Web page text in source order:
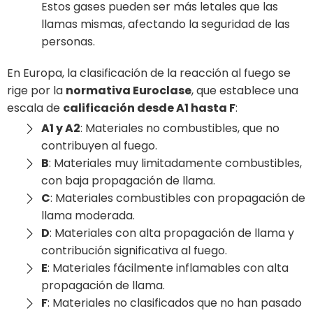
Estos gases pueden ser más letales que las
llamas mismas, afectando la seguridad de las
personas.
En Europa, la clasificación de la reacción al fuego se
rige por la normativa Euroclase, que establece una
escala de calificación desde A1 hasta F:
A1 y A2: Materiales no combustibles, que no
contribuyen al fuego.
B: Materiales muy limitadamente combustibles,
con baja propagación de llama.
C: Materiales combustibles con propagación de
llama moderada.
D: Materiales con alta propagación de llama y
contribución significativa al fuego.
E: Materiales fácilmente inflamables con alta
propagación de llama.
F: Materiales no clasificados que no han pasado